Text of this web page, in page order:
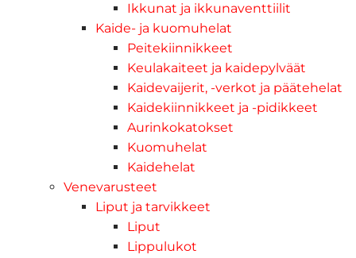
Ikkunat ja ikkunaventtiilit
Kaide- ja kuomuhelat
Peitekiinnikkeet
Keulakaiteet ja kaidepylväät
Kaidevaijerit, -verkot ja päätehelat
Kaidekiinnikkeet ja -pidikkeet
Aurinkokatokset
Kuomuhelat
Kaidehelat
Venevarusteet
Liput ja tarvikkeet
Liput
Lippulukot